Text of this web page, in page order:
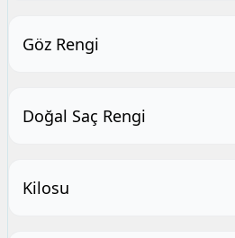
Göz Rengi
Doğal Saç Rengi
Kilosu